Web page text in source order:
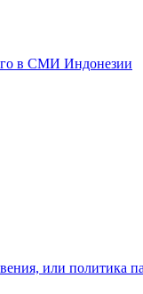
в СМИ Индонезии
или политика